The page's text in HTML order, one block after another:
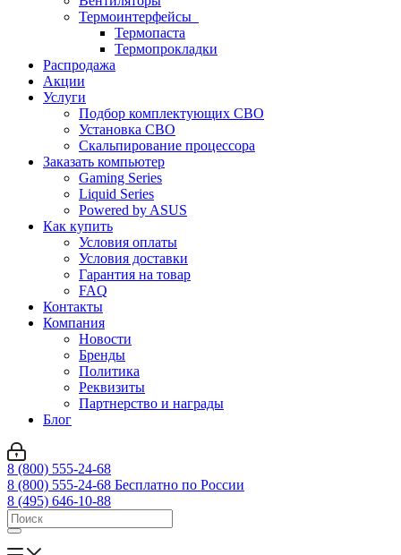
Термоинтерфейсы
Термопаста
Термопрокладки
Распродажа
Акции
Услуги
Подбор комплектующих СВО
Установка СВО
Скальпирование процессора
Заказать компьютер
Gaming Series
Liquid Series
Powered by ASUS
Как купить
Условия оплаты
Условия доставки
Гарантия на товар
FAQ
Контакты
Компания
Новости
Бренды
Политика
Реквизиты
Партнерство и награды
Блог
8 (800) 555-24-68
8 (800) 555-24-68 Бесплатно по России
8 (495) 646-10-88